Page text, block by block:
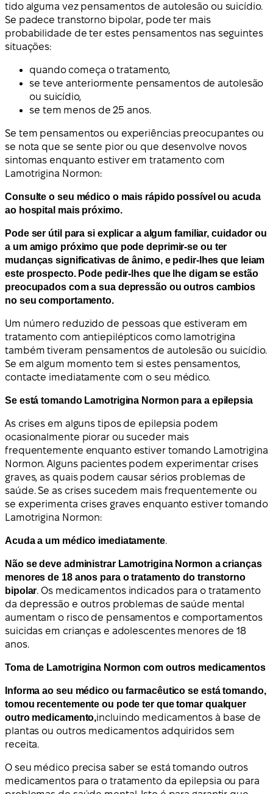
tido alguma vez pensamentos de autolesão ou suicídio.
Se padece transtorno bipolar, pode ter mais
probabilidade de ter estes pensamentos nas seguintes
situações:
quando começa o tratamento,
se teve anteriormente pensamentos de autolesão
ou suicídio,
se tem menos de 25 anos.
Se tem pensamentos ou experiências preocupantes ou
se nota que se sente pior ou que desenvolve novos
sintomas enquanto estiver em tratamento com
Lamotrigina Normon:
Consulte o seu médico o mais rápido possível ou acuda
ao hospital mais próximo.
Pode ser útil para si explicar a algum familiar, cuidador ou
a um amigo próximo que pode deprimir-se ou ter
mudanças significativas de ânimo, e pedir-lhes que leiam
este prospecto. Pode pedir-lhes que lhe digam se estão
preocupados com a sua depressão ou outros cambios
no seu comportamento.
Um número reduzido de pessoas que estiveram em
tratamento com antiepilépticos como lamotrigina
também tiveram pensamentos de autolesão ou suicídio.
Se em algum momento tem si estes pensamentos,
contacte imediatamente com o seu médico.
Se está tomando Lamotrigina Normon para a epilepsia
As crises em alguns tipos de epilepsia podem
ocasionalmente piorar ou suceder mais
frequentemente enquanto estiver tomando Lamotrigina
Normon. Alguns pacientes podem experimentar crises
graves, as quais podem causar sérios problemas de
saúde. Se as crises sucedem mais frequentemente ou
se experimenta crises graves enquanto estiver tomando
Lamotrigina Normon:
Acuda a um médico imediatamente.
Não se deve administrar Lamotrigina Normon a crianças
menores de 18 anos para o tratamento do transtorno
bipolar. Os medicamentos indicados para o tratamento
da depressão e outros problemas de saúde mental
aumentam o risco de pensamentos e comportamentos
suicidas em crianças e adolescentes menores de 18
anos.
Toma de Lamotrigina Normon com outros medicamentos
Informa ao seu médico ou farmacêutico se está tomando,
tomou recentemente ou pode ter que tomar qualquer
outro medicamento,incluindo medicamentos à base de
plantas ou outros medicamentos adquiridos sem
receita.
O seu médico precisa saber se está tomando outros
medicamentos para o tratamento da epilepsia ou para